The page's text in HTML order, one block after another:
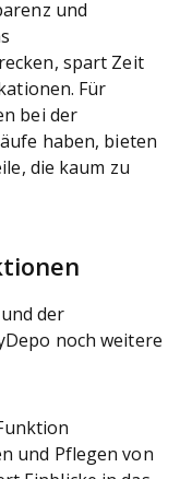
und
spart Zeit
Für
bei der
haben, bieten
die kaum zu
der
noch weitere
und Pflegen von